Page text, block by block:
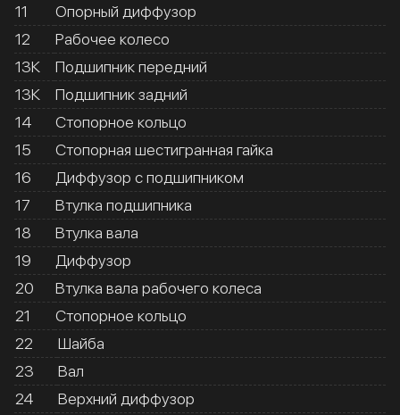
11
Опорный диффузор
12
Рабочее колесо
13К
Подшипник передний
13К
Подшипник задний
14
Стопорное кольцо
15
Стопорная шестигранная гайка
16
Диффузор с подшипником
17
Втулка подшипника
18
Втулка вала
19
Диффузор
20
Втулка вала рабочего колеса
21
Стопорное кольцо
22
Шайба
23
Вал
24
Верхний диффузор